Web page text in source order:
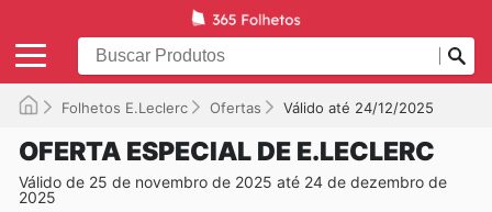
Folhetos E.Leclerc Ofertas Válido até 24/12/2025
OFERTA ESPECIAL DE E.LECLERC
Válido de 25 de novembro de 2025 até 24 de dezembro de
2025